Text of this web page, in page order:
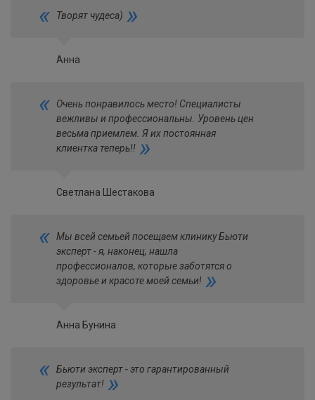
« Творят чудеса) »
Анна
«
Очень понравилось место! Специалисты
вежливы и профессиональны. Уровень цен
весьма приемлем. Я их постоянная
клиентка теперь!! »
Светлана Шестакова
« Мы всей семьей посещаем клинику Бьюти
эксперт - я, наконец, нашла
профессионалов, которые заботятся о
здоровье и красоте моей семьи! »
Анна Бунина
« Бьюти эксперт - это гарантированный
результат! »